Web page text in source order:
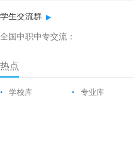
学生交流群
全国中职中专交流：
热点
• 学校库 • 专业库